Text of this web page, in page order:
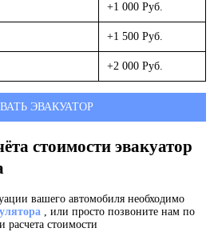
+1 000 Руб.
+1 500 Руб.
+2 000 Руб.
ЭВАКУАТОР
стоимости эвакуатор
вашего автомобиля необходимо
, или просто позвоните нам по
расчета стоимости